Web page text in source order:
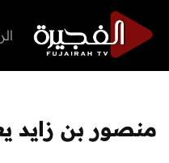
منصور بن زايد